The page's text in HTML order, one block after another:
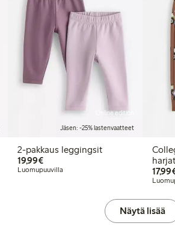
Online edition
Jäsen: -25% lastenvaatteet
2-pakkaus leggingsit
19,99€19,99 €
Luomupuuvilla
Näytä lisää